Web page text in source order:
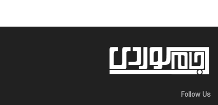
Follow Us